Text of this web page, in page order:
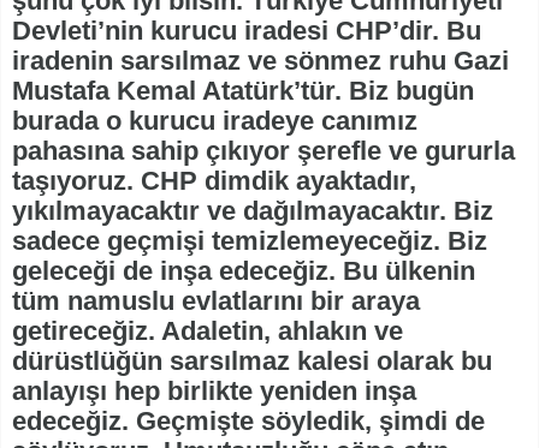
Devleti’nin kurucu iradesi CHP’dir. Bu
iradenin sarsılmaz ve sönmez ruhu Gazi
Mustafa Kemal Atatürk’tür. Biz bugün
burada o kurucu iradeye canımız
pahasına sahip çıkıyor şerefle ve gururla
taşıyoruz. CHP dimdik ayaktadır,
yıkılmayacaktır ve dağılmayacaktır. Biz
sadece geçmişi temizlemeyeceğiz. Biz
geleceği de inşa edeceğiz. Bu ülkenin
tüm namuslu evlatlarını bir araya
getireceğiz. Adaletin, ahlakın ve
dürüstlüğün sarsılmaz kalesi olarak bu
anlayışı hep birlikte yeniden inşa
edeceğiz. Geçmişte söyledik, şimdi de